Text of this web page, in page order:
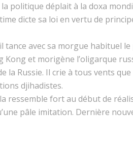
poli­tique déplait à la doxa
dicte sa loi en ver­tu de
avec sa morgue habituel
et morigène l’oli­gar­que
Russie. Il crie à tous vents que
djihadistes.
ressem­ble fort au début de
pâle imi­ta­tion. Dernière